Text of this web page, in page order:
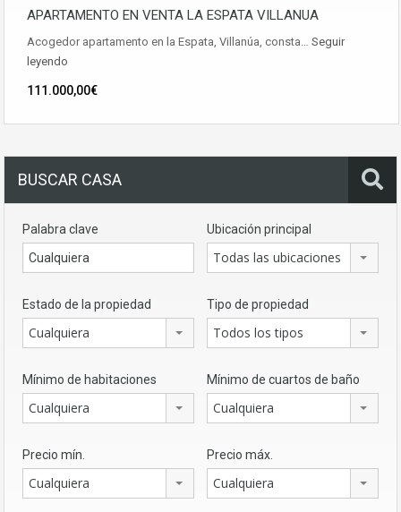
APARTAMENTO EN VENTA LA ESPATA VILLANUA
Acogedor apartamento en la Espata, Villanúa, consta… Seguir
leyendo
111.000,00€
BUSCAR CASA
Palabra clave Ubicación principal
Todas las ubicaciones
Estado de la propiedad
Cualquiera
Tipo de propiedad
Todos los tipos
Mínimo de habitaciones
Cualquiera
Mínimo de cuartos de baño
Cualquiera
Precio mín.
Cualquiera
Precio máx.
Cualquiera